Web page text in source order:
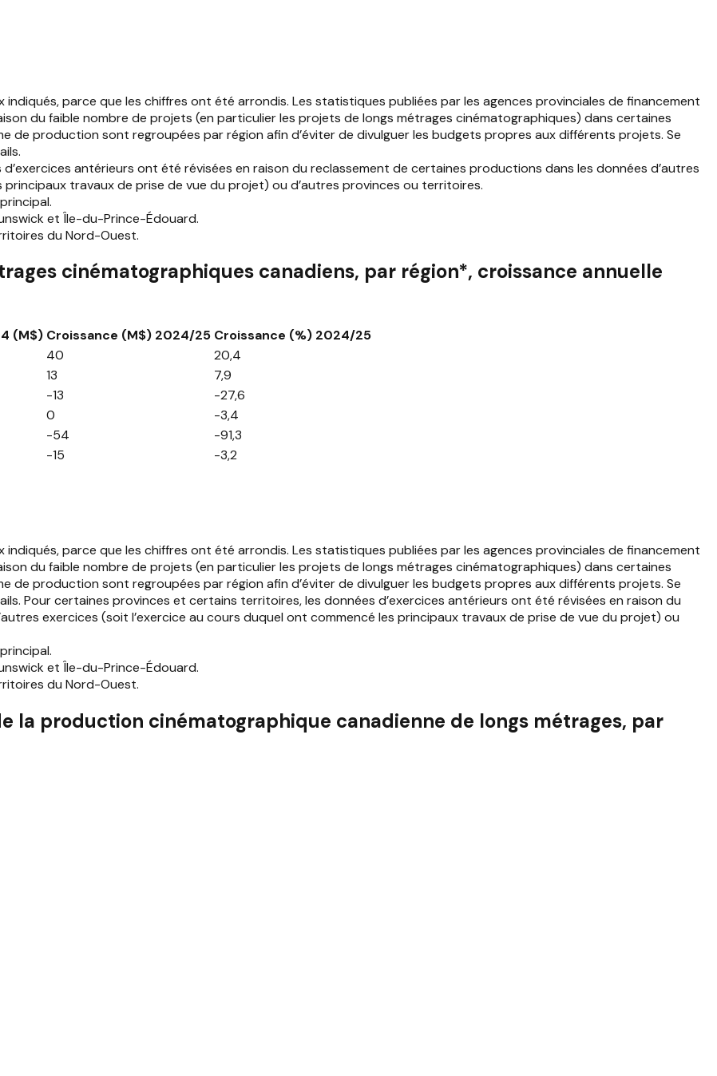
parce que les chiffres ont été arrondis. Les statistiques publiées par les agences provinciales de financement
du faible nombre de projets (en particulier les projets de longs métrages cinématographiques) dans certaines
de production sont regroupées par région afin d’éviter de divulguer les budgets propres aux différents projets. Se
antérieurs ont été révisées en raison du reclassement de certaines productions dans les données d’autres
travaux de prise de vue du projet) ou d’autres provinces ou territoires.
et Île-du-Prince-Édouard.
du Nord-Ouest.
cinématographiques canadiens, par région*, croissance annuelle
(M$) Croissance (M$) 2024/25 Croissance (%) 2024/25
40
20,4
13
7,9
-13
-27,6
0
-3,4
-54
-91,3
-15
-3,2
parce que les chiffres ont été arrondis. Les statistiques publiées par les agences provinciales de financement
du faible nombre de projets (en particulier les projets de longs métrages cinématographiques) dans certaines
de production sont regroupées par région afin d’éviter de divulguer les budgets propres aux différents projets. Se
Pour certaines provinces et certains territoires, les données d’exercices antérieurs ont été révisées en raison du
exercices (soit l’exercice au cours duquel ont commencé les principaux travaux de prise de vue du projet) ou
et Île-du-Prince-Édouard.
du Nord-Ouest.
la production cinématographique canadienne de longs métrages, par